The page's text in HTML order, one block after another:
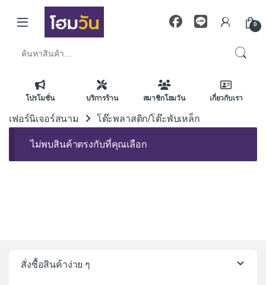
Skip to navigation
Skip to content
0
โปรโมชั่น บริการร้าน สมาชิกโฮมวัน เกี่ยวกับเรา
เฟอร์นิเจอร์สนาม โต๊ะพลาสติก/โต๊ะพับเหล็ก
ไม่พบสินค้าตรงกับที่คุณเลือก
สั่งซื้อสินค้าง่าย ๆ